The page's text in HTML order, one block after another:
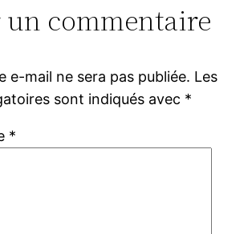
un commentaire
e-mail ne sera pas publiée. Les
sont indiqués avec *
*